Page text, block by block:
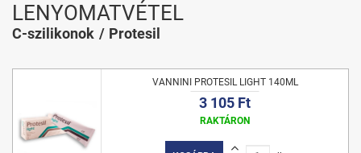
LENYOMATVÉTEL
C-szilikonok Protesil
VANNINI PROTESIL LIGHT 140ML
3 105 Ft
RAKTÁRON